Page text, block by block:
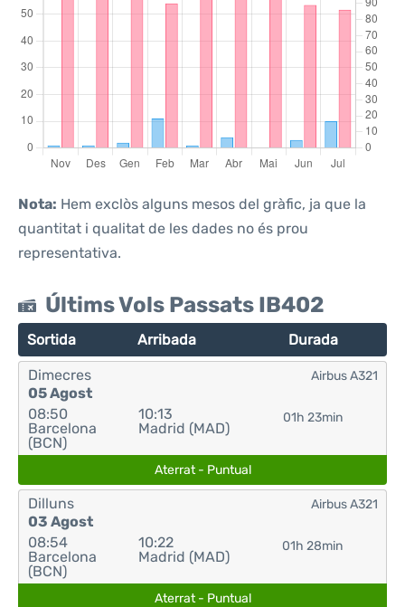
Nota: Hem exclòs alguns mesos del gràfic, ja que la
quantitat i qualitat de les dades no és prou
representativa.
Últims Vols Passats IB402
Sortida Arribada Durada
Dimecres
05 Agost
08:50
Barcelona
(BCN)
10:13
Madrid (MAD)
01h 23min
Airbus A321
Aterrat - Puntual
Dilluns
03 Agost
08:54
Barcelona
(BCN)
10:22
Madrid (MAD)
01h 28min
Airbus A321
Aterrat - Puntual